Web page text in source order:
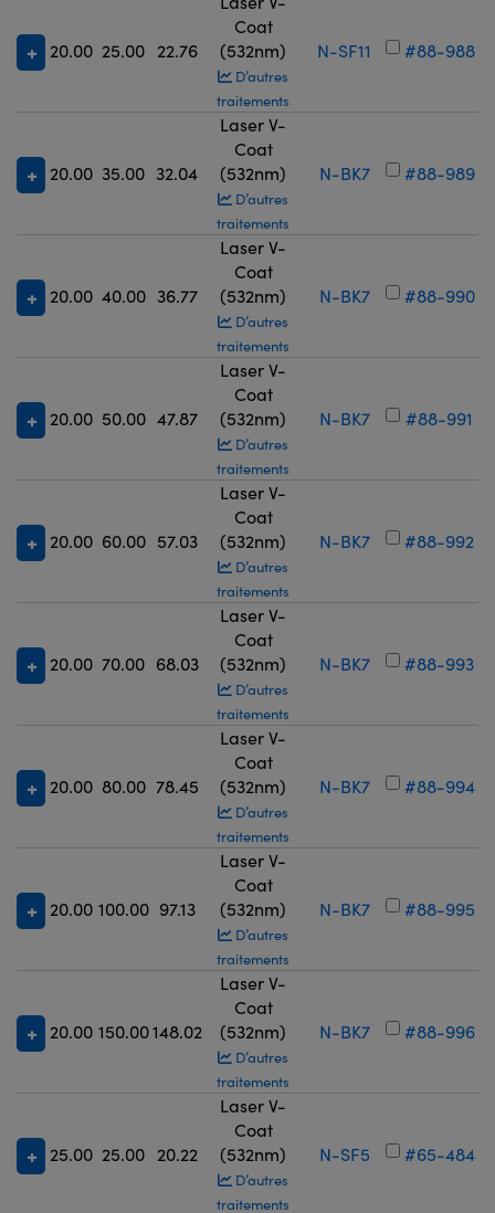
20.00 25.00 22.76
Coat
(532nm)
D’autres
traitements
N-SF11 #88-988
20.00 35.00 32.04
Laser V-
Coat
(532nm)
D’autres
traitements
N-BK7 #88-989
20.00 40.00 36.77
Laser V-
Coat
(532nm)
D’autres
traitements
N-BK7 #88-990
20.00 50.00 47.87
Laser V-
Coat
(532nm)
D’autres
traitements
N-BK7 #88-991
20.00 60.00 57.03
Laser V-
Coat
(532nm)
D’autres
traitements
N-BK7 #88-992
20.00 70.00 68.03
Laser V-
Coat
(532nm)
D’autres
traitements
N-BK7 #88-993
20.00 80.00 78.45
Laser V-
Coat
(532nm)
D’autres
traitements
N-BK7 #88-994
20.00 100.00 97.13
Laser V-
Coat
(532nm)
D’autres
traitements
N-BK7 #88-995
20.00 150.00148.02
Laser V-
Coat
(532nm)
D’autres
traitements
N-BK7 #88-996
25.00 25.00 20.22
Laser V-
Coat
(532nm)
D’autres
traitements
N-SF5 #65-484